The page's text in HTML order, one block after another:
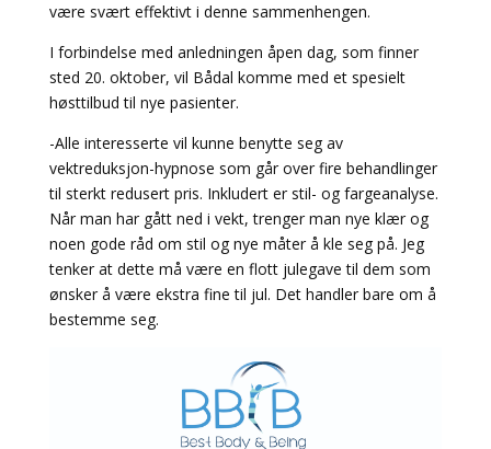
være svært effektivt i denne sammenhengen.
I forbindelse med anledningen åpen dag, som finner
sted 20. oktober, vil Bådal komme med et spesielt
høsttilbud til nye pasienter.
-Alle interesserte vil kunne benytte seg av
vektreduksjon-hypnose som går over fire behandlinger
til sterkt redusert pris. Inkludert er stil- og fargeanalyse.
Når man har gått ned i vekt, trenger man nye klær og
noen gode råd om stil og nye måter å kle seg på. Jeg
tenker at dette må være en flott julegave til dem som
ønsker å være ekstra fine til jul. Det handler bare om å
bestemme seg.